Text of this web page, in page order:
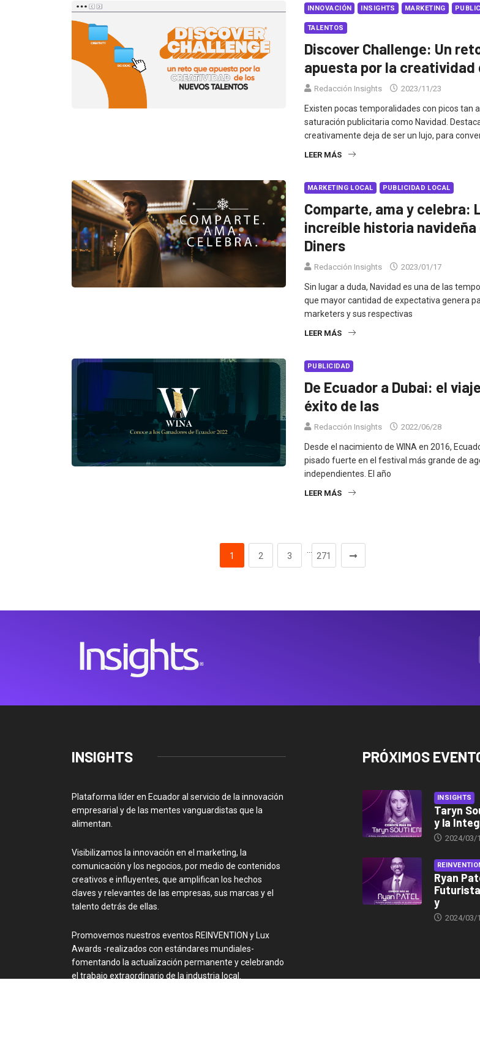
INNOVACIÓN INSIGHTS MARKETING
TALENTOS
Discover Challenge: Un
apuesta por la creatividad
Redacción Insights 2023/11/23
Existen pocas temporalidades con picos tan
saturación publicitaria como Navidad.
creativamente deja de ser un lujo, para
LEER MÁS
MARKETING LOCAL PUBLICIDAD LOCAL
Comparte, ama y celebra:
increíble historia navideña
Diners
Redacción Insights 2023/01/17
Sin lugar a duda, Navidad es una de las
que mayor cantidad de expectativa genera
marketers y sus respectivas
LEER MÁS
PUBLICIDAD
De Ecuador a Dubai: el
éxito de las
Redacción Insights 2022/06/28
Desde el nacimiento de WINA en 2016,
pisado fuerte en el festival más grande de
independientes. El año
LEER MÁS
1 2 3
…
271
INSIGHTS
Plataforma líder en Ecuador al servicio de la innovación
empresarial y de las mentes vanguardistas que la
alimentan.
Visibilizamos la innovación en el marketing, la
comunicación y los negocios, por medio de contenidos
creativos e influyentes, que amplifican los hechos
claves y relevantes de las empresas, sus marcas y el
talento detrás de ellas.
Promovemos nuestros eventos REINVENTION y Lux
Awards -realizados con estándares mundiales-
fomentando la actualización permanente y celebrando
el trabajo extraordinario de la industria local.
PRÓXIMOS
INSIGHTS
Taryn
y la
2024/03/
Ryan
y
2024/03/